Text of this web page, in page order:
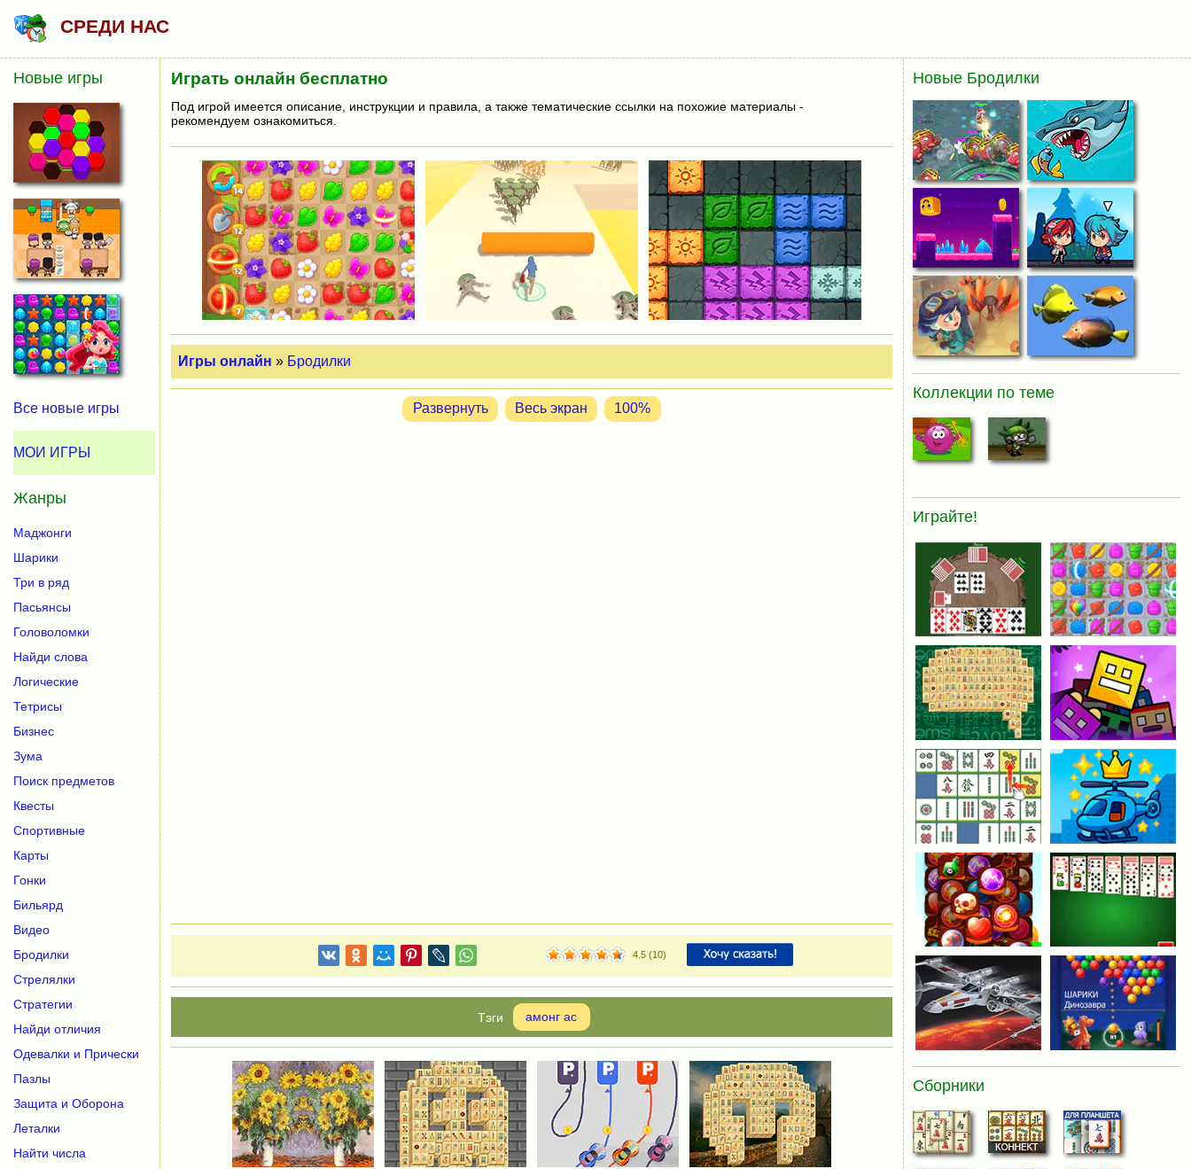
СРЕДИ НАС
Играть онлайн бесплатно
Под игрой имеется описание, инструкции и правила, а также тематические ссылки на похожие материалы -
рекомендуем ознакомиться.
Игры онлайн » Бродилки
Развернуть Весь экран 100%
4.5 (10)
амонг ас
Новые игры
Все новые игры
МОИ ИГРЫ
Жанры
Маджонги
Шарики
Три в ряд
Пасьянсы
Головоломки
Найди слова
Логические
Тетрисы
Бизнес
Зума
Поиск предметов
Квесты
Спортивные
Карты
Гонки
Бильярд
Видео
Бродилки
Стрелялки
Стратегии
Найди отличия
Одевалки и Прически
Пазлы
Защита и Оборона
Леталки
Найти числа
Новые Бродилки
Коллекции по теме
Играйте!
Сборники